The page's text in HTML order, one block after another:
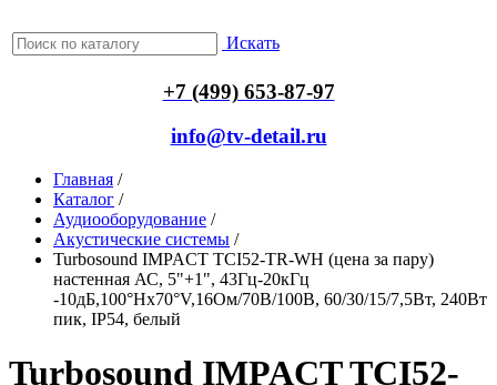
Искать
+7 (499) 653-87-97
info@tv-detail.ru
Главная /
Каталог /
Аудиооборудование /
Акустические системы /
Turbosound IMPACT TCI52-TR-WH (цена за пару)
настенная АС, 5"+1", 43Гц-20кГц
-10дБ,100°Hx70°V,16Ом/70В/100В, 60/30/15/7,5Вт, 240Вт
пик, IP54, белый
Turbosound IMPACT TCI52-